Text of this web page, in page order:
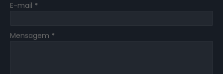
E-mail *
Mensagem *